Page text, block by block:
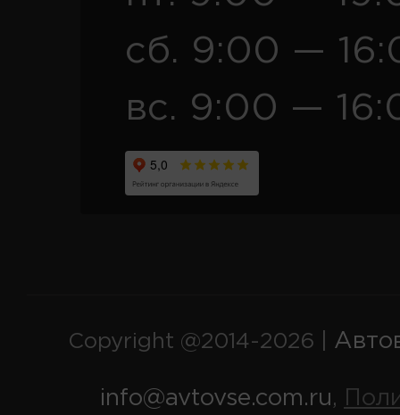
сб. 9:00 —
вс. 9:00 —
Copyright @2014-2026 |
info@avtovse.com.ru,